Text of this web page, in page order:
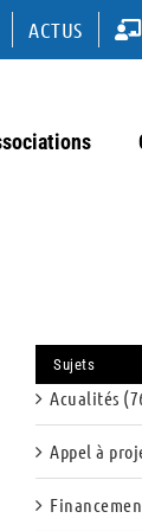
ACTUS
Sujets
Acualités
Appel à